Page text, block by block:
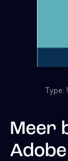
Type:
Meer
Adobe